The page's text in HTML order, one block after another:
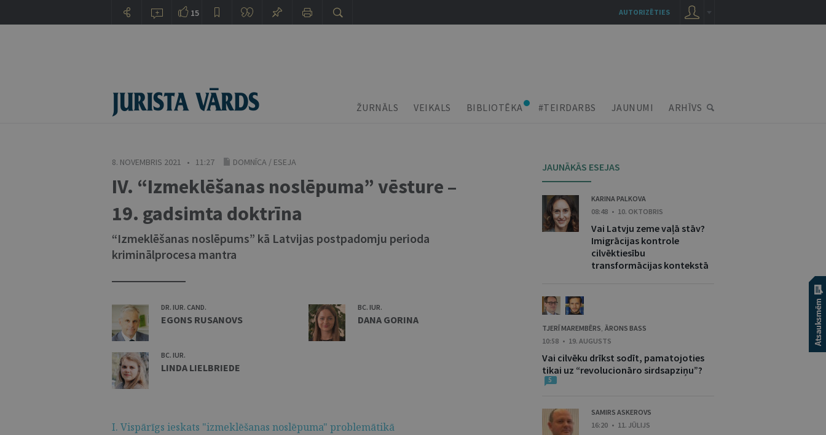
ŽURNĀLS VEIKALS BIBLIOTĒKA #TEIRDARBS JAUNUMI ARHĪVS
8. NOVEMBRIS 2021 • 11:27 DOMNĪCA / ESEJA
IV. “Izmeklēšanas noslēpuma” vēsture –
19. gadsimta doktrīna
“Izmeklēšanas noslēpums” kā Latvijas postpadomju perioda
kriminālprocesa mantra
DR. IUR. CAND.
EGONS RUSANOVS
BC. IUR.
DANA GORINA
BC. IUR.
LINDA LIELBRIEDE
I. Vispārīgs ieskats "izmeklēšanas noslēpuma" problemātikā
JAUNĀKĀS ESEJAS
KARINA PALKOVA
08:48 • 10. OKTOBRIS
Vai Latvju zeme vaļā stāv?
Imigrācijas kontrole
cilvēktiesību
transformācijas kontekstā
TJERĪ MAREMBĒRS, ĀRONS BASS
10:58 • 19. AUGUSTS
Vai cilvēku drīkst sodīt, pamatojoties
tikai uz “revolucionāro sirdsapziņu”?
5
SAMIRS ASKEROVS
16:20 • 11. JŪLIJS
15 AUTORIZĒTIES